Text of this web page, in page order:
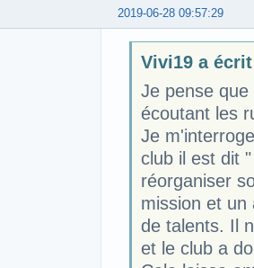
2019-06-28 09:57:29
Vivi19 a
Je pense
écoutant les
Je
club il est dit
réorganiser
mission et un
de talents. Il
et le club a